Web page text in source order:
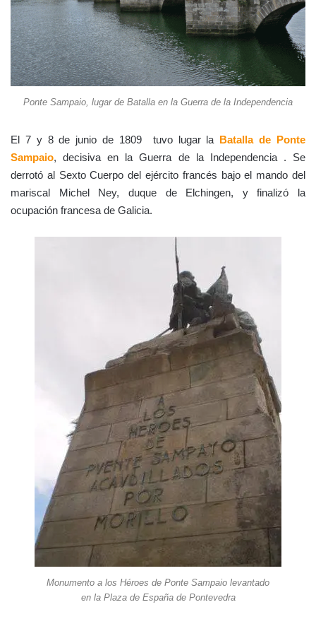
Ponte Sampaio, lugar de Batalla en la Guerra de la Independencia
El 7 y 8 de junio de 1809 tuvo lugar la Batalla de Ponte
Sampaio, decisiva en la Guerra de la Independencia . Se
derrotó al Sexto Cuerpo del ejército francés bajo el mando del
mariscal Michel Ney, duque de Elchingen, y finalizó la
ocupación francesa de Galicia.
Monumento a los Héroes de Ponte Sampaio levantado
en la Plaza de España de Pontevedra